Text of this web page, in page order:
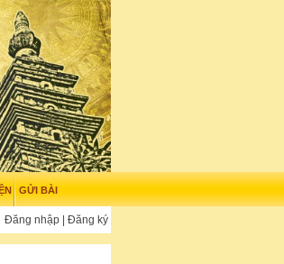
GỬI BÀI
Đăng nhập Đăng ký